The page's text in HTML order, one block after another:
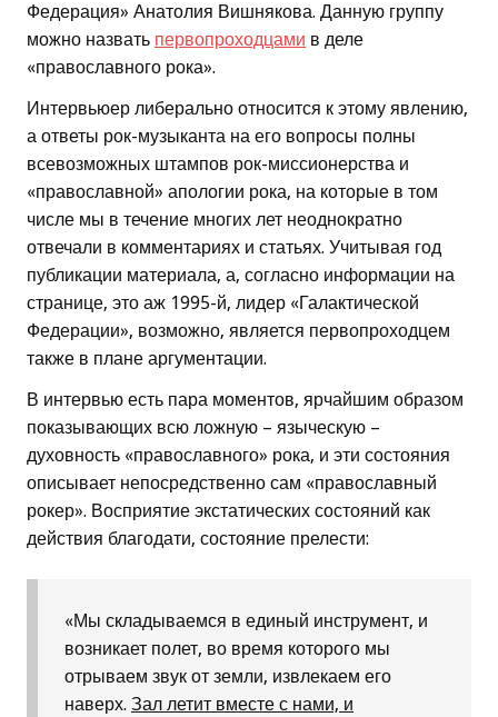
Федерация» Анатолия Вишнякова. Данную группу
можно назвать первопроходцами в деле
«православного рока».
Интервьюер либерально относится к этому явлению,
а ответы рок-музыканта на его вопросы полны
всевозможных штампов рок-миссионерства и
«православной» апологии рока, на которые в том
числе мы в течение многих лет неоднократно
отвечали в комментариях и статьях. Учитывая год
публикации материала, а, согласно информации на
странице, это аж 1995-й, лидер «Галактической
Федерации», возможно, является первопроходцем
также в плане аргументации.
В интервью есть пара моментов, ярчайшим образом
показывающих всю ложную – языческую –
духовность «православного» рока, и эти состояния
описывает непосредственно сам «православный
рокер». Восприятие экстатических состояний как
действия благодати, состояние прелести:
«Мы складываемся в единый инструмент, и
возникает полет, во время которого мы
отрываем звук от земли, извлекаем его
наверх. Зал летит вместе с нами, и